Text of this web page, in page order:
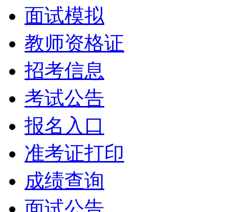
面试模拟
教师资格证
招考信息
考试公告
报名入口
准考证打印
成绩查询